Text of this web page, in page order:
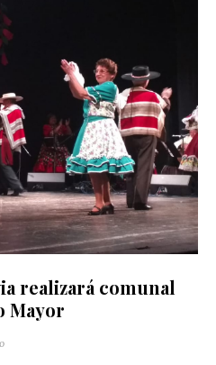
realizará comunal
Mayor